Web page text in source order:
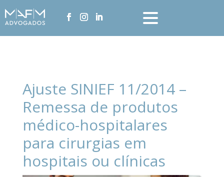
Ajuste SINIEF 11/2014 –
Remessa de produtos
médico-hospitalares
para cirurgias em
hospitais ou clínicas